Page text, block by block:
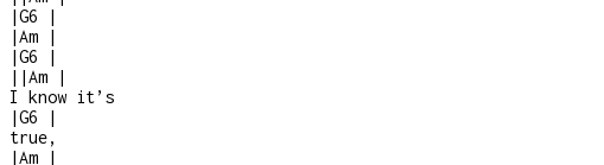
|G6
|
|Am
|
|G6
|
| |Am
|
I know it’s
|G6
|
true,
|Am
|